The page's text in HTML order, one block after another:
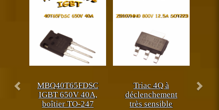
MBQ40T65FDSC
IGBT 650V 40A,
boîtier TO-247
Triac 4Q à
déclenchement
très sensible